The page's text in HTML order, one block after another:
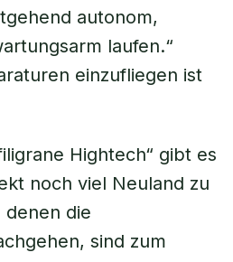
autonom,
laufen.“
einzufliegen ist
Hightech“ gibt es
noch viel Neuland zu
denen die
sind zum